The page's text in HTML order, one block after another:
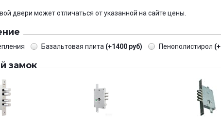
двери может отличаться от указанной на сайте цены.
Базальтовая плита (+1400 руб) Пенополистирол
замок